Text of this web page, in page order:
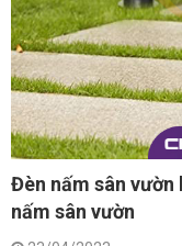
Đèn nấm sân vườn
nấm sân vườn